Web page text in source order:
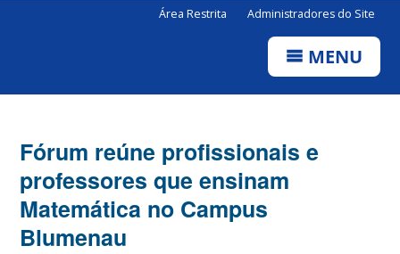
Área Restrita Administradores do Site
MENU
Fórum reúne profissionais e
professores que ensinam
Matemática no Campus
Blumenau